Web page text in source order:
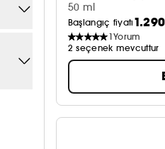
50 ml
Başlangıç fiyatı
1Yorum
2 seçenek mevcuttur